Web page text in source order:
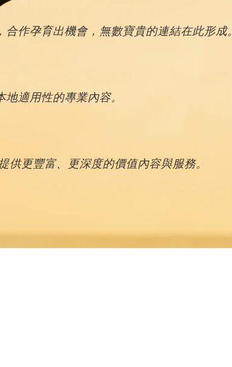
作孕育出機會，無數寶貴的連結在此形成。
適用性的專業內容。
更豐富、更深度的價值內容與服務。